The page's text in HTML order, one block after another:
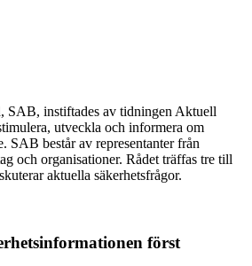
SAB, instiftades av tidningen Aktuell
utveckla och informera om
SAB består av representanter från
och organisationer. Rådet träffas tre till
aktuella säkerhetsfrågor.
först